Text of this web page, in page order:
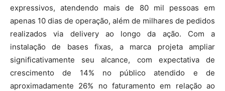
expressivos, atendendo mais de 80 mil pessoas em
apenas 10 dias de operação, além de milhares de pedidos
realizados via delivery ao longo da ação. Com a
instalação de bases fixas, a marca projeta ampliar
significativamente seu alcance, com expectativa de
crescimento de 14% no público atendido e de
aproximadamente 26% no faturamento em relação ao